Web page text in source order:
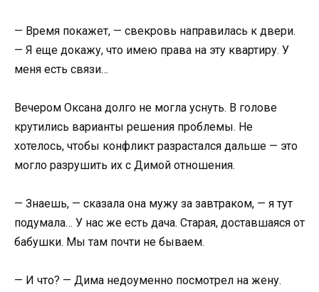
— Время покажет, — свекровь направилась к двери.
— Я еще докажу, что имею права на эту квартиру. У
меня есть связи…
Вечером Оксана долго не могла уснуть. В голове
крутились варианты решения проблемы. Не
хотелось, чтобы конфликт разрастался дальше — это
могло разрушить их с Димой отношения.
— Знаешь, — сказала она мужу за завтраком, — я тут
подумала… У нас же есть дача. Старая, доставшаяся от
бабушки. Мы там почти не бываем.
— И что? — Дима недоуменно посмотрел на жену.